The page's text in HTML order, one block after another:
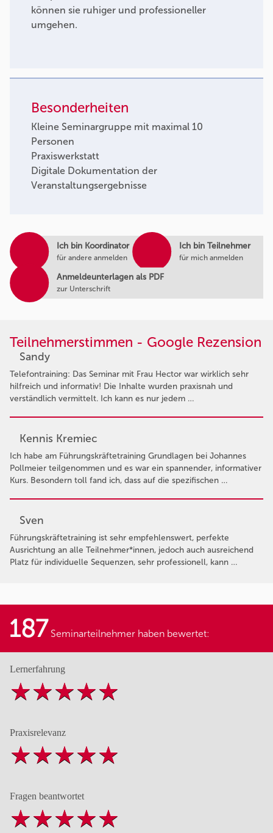
Ich bin Koordinator
für andere anmelden
Ich bin Teilnehmer
für mich anmelden
Anmeldeunterlagen als PDF
zur Unterschrift
können sie ruhiger und professioneller
umgehen.
Besonderheiten
Kleine Seminargruppe mit maximal 10
Personen
Praxiswerkstatt
Digitale Dokumentation der
Veranstaltungsergebnisse
Teilnehmerstimmen - Google Rezension
Sandy
Telefontraining: Das Seminar mit Frau Hector war wirklich sehr
hilfreich und informativ! Die Inhalte wurden praxisnah und
verständlich vermittelt. Ich kann es nur jedem …
Kennis Kremiec
Ich habe am Führungskräftetraining Grundlagen bei Johannes
Pollmeier teilgenommen und es war ein spannender, informativer
Kurs. Besondern toll fand ich, dass auf die spezifischen …
Sven
Führungskräftetraining ist sehr empfehlenswert, perfekte
Ausrichtung an alle Teilnehmer*innen, jedoch auch ausreichend
Platz für individuelle Sequenzen, sehr professionell, kann …
187 Seminarteilnehmer haben bewertet:
Lernerfahrung
Praxisrelevanz
Fragen beantwortet